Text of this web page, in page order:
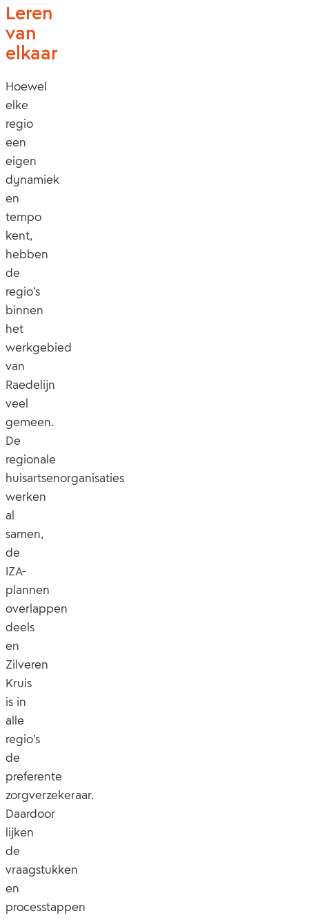
Leren
van
elkaar
Hoewel
elke
regio
een
eigen
dynamiek
en
tempo
kent,
hebben
de
regio’s
binnen
het
werkgebied
van
Raedelijn
veel
gemeen.
De
regionale
huisartsenorganisaties
werken
al
samen,
de
IZA-
plannen
overlappen
deels
en
Zilveren
Kruis
is in
alle
regio’s
de
preferente
zorgverzekeraar.
Daardoor
lijken
de
vraagstukken
en
processtappen